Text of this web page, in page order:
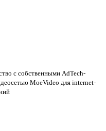
с собственными AdTech-
MoeVideo для internet-